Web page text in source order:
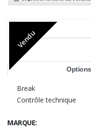
Vendu
Break
Contrôle technique
MARQUE: